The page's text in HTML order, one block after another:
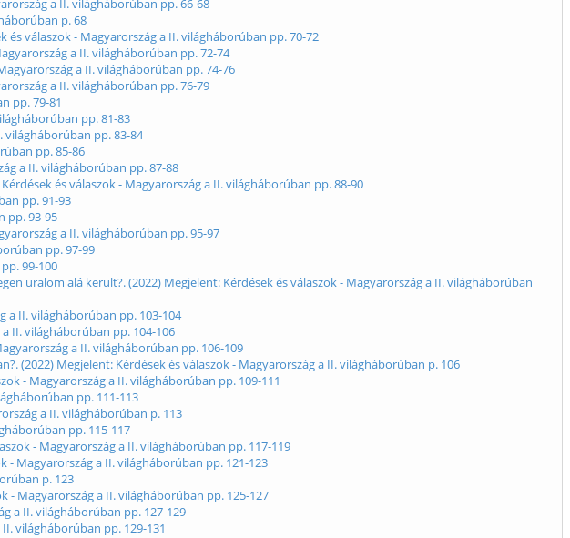
a II. világháborúban pp. 66-68
p. 68
válaszok - Magyarország a II. világháborúban pp. 70-72
a II. világháborúban pp. 72-74
a II. világháborúban pp. 74-76
a II. világháborúban pp. 76-79
pp. 79-81
pp. 81-83
világháborúban pp. 83-84
pp. 85-86
a II. világháborúban pp. 87-88
és válaszok - Magyarország a II. világháborúban pp. 88-90
pp. 91-93
pp. 93-95
a II. világháborúban pp. 95-97
pp. 97-99
99-100
uralom alá került?. (2022) Megjelent: Kérdések és válaszok - Magyarország a II. világháborúban
a II. világháborúban pp. 103-104
II. világháborúban pp. 104-106
a II. világháborúban pp. 106-109
(2022) Megjelent: Kérdések és válaszok - Magyarország a II. világháborúban p. 106
- Magyarország a II. világháborúban pp. 109-111
pp. 111-113
a II. világháborúban p. 113
pp. 115-117
- Magyarország a II. világháborúban pp. 117-119
- Magyarország a II. világháborúban pp. 121-123
p. 123
- Magyarország a II. világháborúban pp. 125-127
a II. világháborúban pp. 127-129
világháborúban pp. 129-131